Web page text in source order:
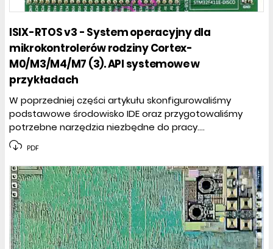
ISIX-RTOS v3 - System operacyjny dla
mikrokontrolerów rodziny Cortex-
M0/M3/M4/M7 (3). API systemowe w
przykładach
W poprzedniej części artykułu skonfigurowaliśmy
podstawowe środowisko IDE oraz przygotowaliśmy
potrzebne narzędzia niezbędne do pracy....
PDF